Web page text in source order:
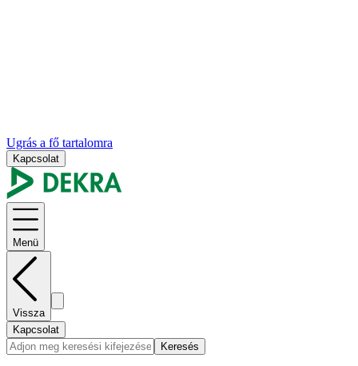
Ugrás a fő tartalomra
Kapcsolat
Menü
Vissza
Kapcsolat
Keresés